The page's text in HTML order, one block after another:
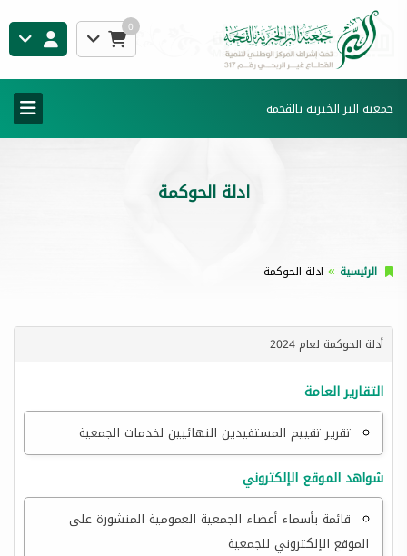
0
جمعية البر الخيرية بالقحمة
ادلة الحوكمة
الرئيسية ادلة الحوكمة
أدلة الحوكمة لعام 2024
التقارير العامة
تقرير تقييم المستفيدين النهائيين لخدمات الجمعية
شواهد الموقع الإلكتروني
قائمة بأسماء أعضاء الجمعية العمومية المنشورة على
الموقع الإلكتروني للجمعية